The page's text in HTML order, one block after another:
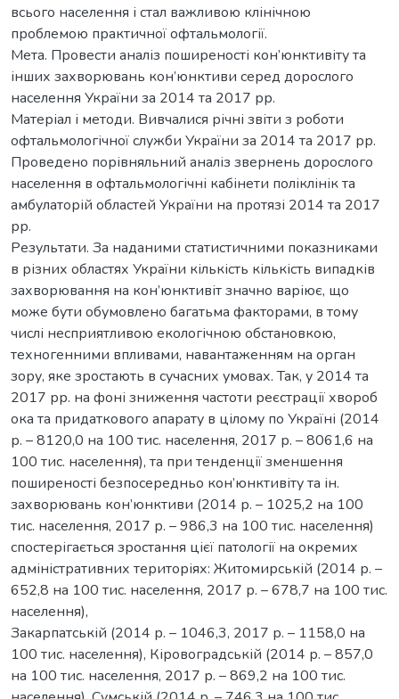
всього населення і стал важливою клінічною
проблемою практичної офтальмології.
Мета. Провести аналіз поширеності кон’юнктивіту та
інших захворювань кон’юнктиви серед дорослого
населення України за 2014 та 2017 рр.
Матеріал і методи. Вивчалися річні звіти з роботи
офтальмологічної служби України за 2014 та 2017 рр.
Проведено порівняльний аналіз звернень дорослого
населення в офтальмологічні кабінети поліклінік та
амбулаторій областей України на протязі 2014 та 2017
рр.
Результати. За наданими статистичними показниками
в різних областях України кількість кількість випадків
захворювання на кон’юнктивіт значно варіює, що
може бути обумовлено багатьма факторами, в тому
числі несприятливою екологічною обстановкою,
техногенними впливами, навантаженням на орган
зору, яке зростають в сучасних умовах. Так, у 2014 та
2017 рр. на фоні зниження частоти реєстрації хвороб
ока та придаткового апарату в цілому по Україні (2014
р. – 8120,0 на 100 тис. населення, 2017 р. – 8061,6 на
100 тис. населення), та при тенденції зменшення
поширеності безпосередньо кон’юнктивіту та ін.
захворювань кон’юнктиви (2014 р. – 1025,2 на 100
тис. населення, 2017 р. – 986,3 на 100 тис. населення)
спостерігається зростання цієї патології на окремих
адміністративних територіях: Житомирській (2014 р. –
652,8 на 100 тис. населення, 2017 р. – 678,7 на 100 тис.
населення),
Закарпатській (2014 р. – 1046,3, 2017 р. – 1158,0 на
100 тис. населення), Кіровоградській (2014 р. – 857,0
на 100 тис. населення, 2017 р. – 869,2 на 100 тис.